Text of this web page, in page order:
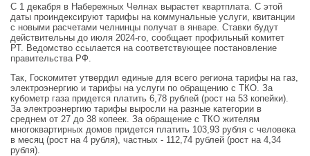
С 1 декабря в Набережных Челнах вырастет квартплата. С этой
даты проиндексируют тарифы на коммунальные услуги, квитанции
с новыми расчетами челнинцы получат в январе. Ставки будут
действительны до июля 2024-го, сообщает профильный комитет
РТ. Ведомство ссылается на соответствующее постановление
правительства РФ.
Так, Госкомитет утвердил единые для всего региона тарифы на газ,
электроэнергию и тарифы на услуги по обращению с ТКО. За
кубометр газа придется платить 6,78 рублей (рост на 53 копейки).
За электроэнергию тарифы выросли на разные категории в
среднем от 27 до 38 копеек. За обращение с ТКО жителям
многоквартирных домов придется платить 103,93 рубля с человека
в месяц (рост на 4 рубля), частных - 112,74 рублей (рост на 4,34
рубля).